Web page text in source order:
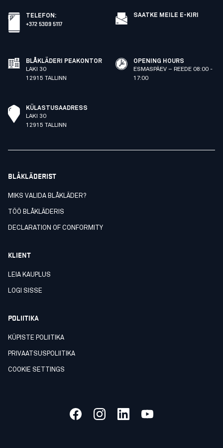
TELEFON :
+372 5309 5117
SAATKE MEILE E-KIRI
BLÅKLÄDERI PEAKONTOR
LAKI 30
12915 TALLINN
OPENING HOURS
ESMASPÄEV – REEDE 08:00 -
17:00
KÜLASTUSAADRESS
LAKI 30
12915 TALLINN
BLÅKLÄDERIST
MIKS VALIDA BLÅKLÄDER?
TÖÖ BLÅKLÄDERIS
DECLARATION OF CONFORMITY
KLIENT
LEIA KAUPLUS
LOGI SISSE
POLIITIKA
KÜPISTE POLIITIKA
PRIVAATSUSPOLIITIKA
COOKIE SETTINGS